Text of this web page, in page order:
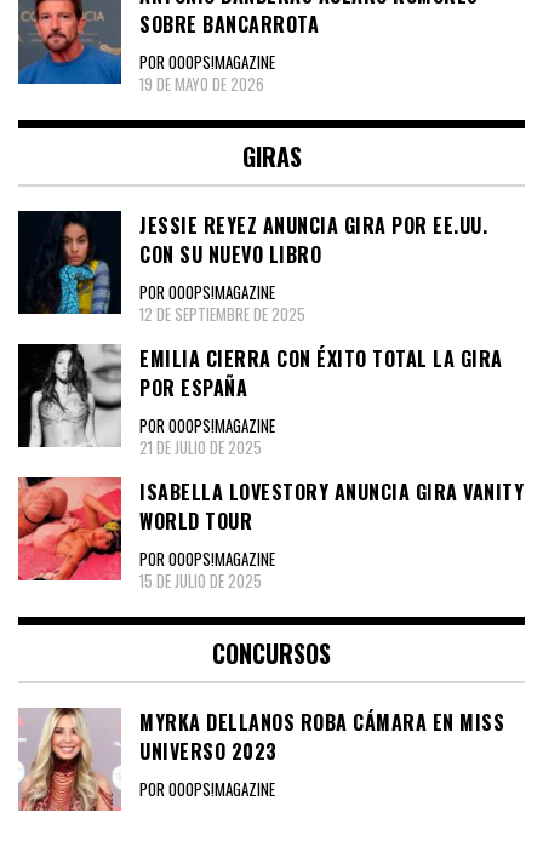
SOBRE BANCARROTA
POR OOOPS!MAGAZINE
19 DE MAYO DE 2026
GIRAS
JESSIE REYEZ ANUNCIA GIRA POR EE.UU.
CON SU NUEVO LIBRO
POR OOOPS!MAGAZINE
12 DE SEPTIEMBRE DE 2025
EMILIA CIERRA CON ÉXITO TOTAL LA GIRA
POR ESPAÑA
POR OOOPS!MAGAZINE
21 DE JULIO DE 2025
ISABELLA LOVESTORY ANUNCIA GIRA VANITY
WORLD TOUR
POR OOOPS!MAGAZINE
15 DE JULIO DE 2025
CONCURSOS
MYRKA DELLANOS ROBA CÁMARA EN MISS
UNIVERSO 2023
POR OOOPS!MAGAZINE